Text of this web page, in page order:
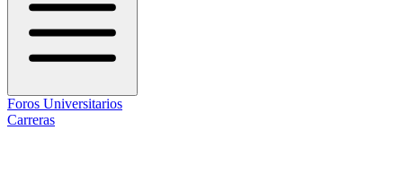
Foros Universitarios
Carreras